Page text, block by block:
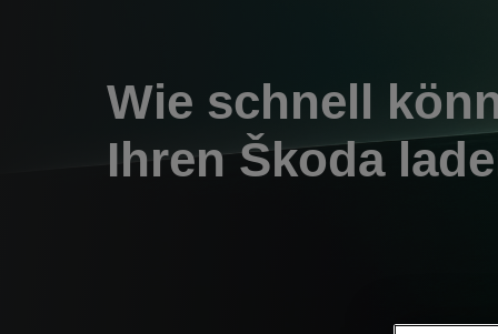
Wie schnell
Ihren Škoda